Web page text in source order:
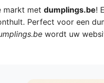
markt met dumplings.be!
Perfect voor een
wordt uw